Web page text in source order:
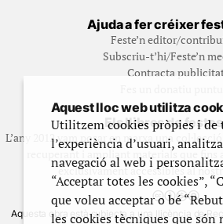
Ajuda a fer créixer
Feste’n editor/
Subscriu-t’hi/Feste’n
Contracta
Els llibres de
L’any 2012 vam posar en marxa una
recuperant i ampliant materials que fins
exclusivament accessibles al
Aquesta obra està subjecta a una llicència de
Aquest lloc web utilitza
Utilitzem cookies pròpies i de
l’experiència d’usuari,
navegació al web i
“Acceptar totes les cookies”,
que voleu acceptar o bé
les cookies tècniques que són